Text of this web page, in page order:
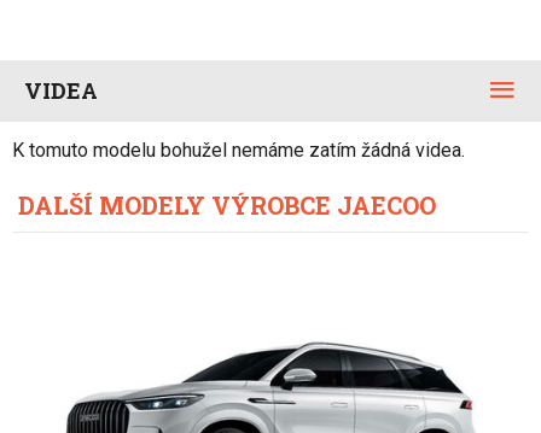
VIDEA
K tomuto modelu bohužel nemáme zatím žádná videa.
DALŠÍ MODELY VÝROBCE JAECOO